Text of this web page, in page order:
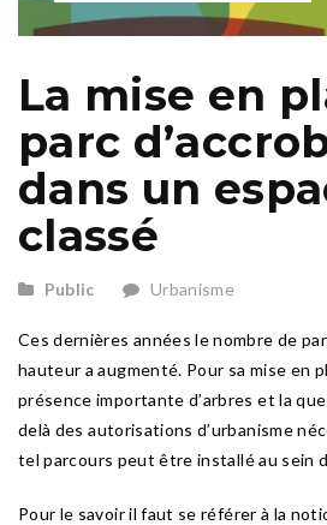
La mise en
parc
dans un
classé
Public Urbanisme
Ces dernières années le nombre de
hauteur a augmenté. Pour sa mise en
présence importante d’arbres et la
delà des autorisations d’urbanisme
tel parcours peut être installé au sein
Pour le savoir il faut se référer à la